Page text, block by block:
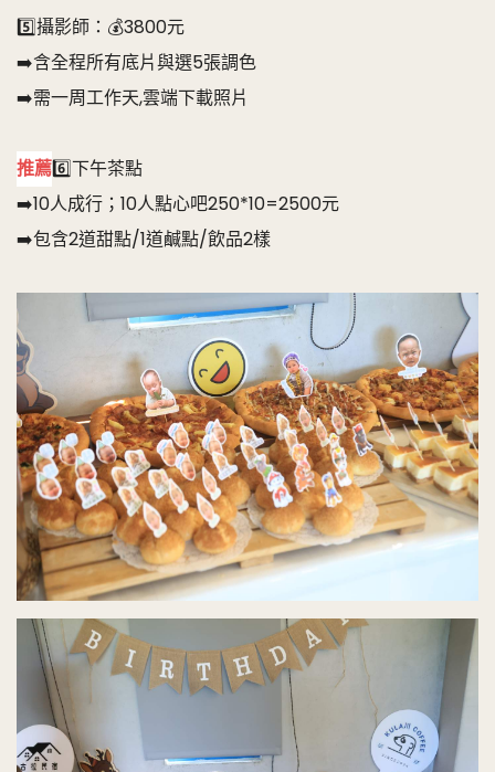
5️⃣攝影師：💰3800元
➡️含全程所有底片與選5張調色
➡️需一周工作天,雲端下載照片
推薦6️⃣下午茶點
➡️10人成行；10人點心吧250*10=2500元
➡️包含2道甜點/1道鹹點/飲品2樣